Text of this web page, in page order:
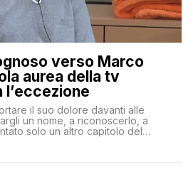
verso Marco
aurea della tv
l’eccezione
il suo dolore davanti alle
un nome, a riconoscerlo, a
solo un altro capitolo del